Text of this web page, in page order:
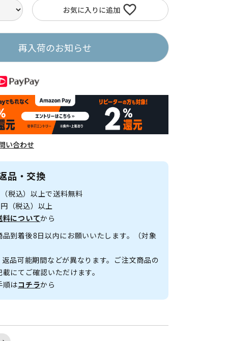
お気に入りに追加
再入荷のお知らせ
い合わせ
品・交換
税込）以上で送料無料
（税込）以上
料についてから
品到着後8日以内にお願いいたします。（対象
品可能期間などが異なります。ご注文商品の
にてご確認いただけます。
順はコチラから